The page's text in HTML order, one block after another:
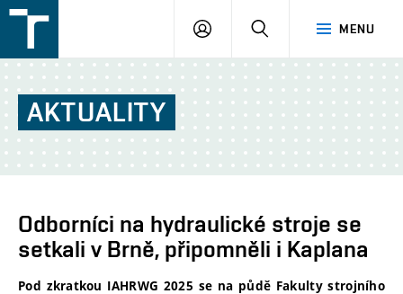
v
Brně
MENU
PŘIHLÁŠENÍ
AKTUALITY
Odborníci na hydraulické stroje se
setkali v Brně, připomněli i Kaplana
Pod zkratkou IAHRWG 2025 se na půdě Fakulty strojního